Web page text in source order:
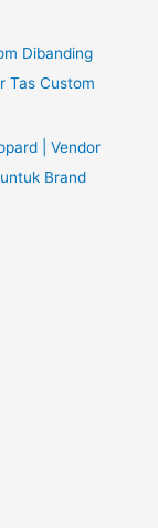
Dibanding
Tas Custom
| Vendor
Brand